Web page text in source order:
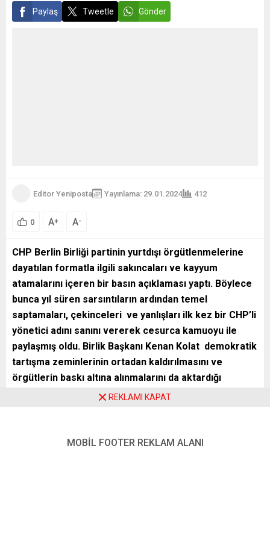
Paylaş Tweetle Gönder
Editor Yeniposta Yayınlama: 29.01.2024 412
0 A+ A-
CHP Berlin Birliği partinin yurtdışı örgütlenmelerine
dayatılan formatla ilgili sakıncaları ve kayyum
atamalarını içeren bir basın açıklaması yaptı. Böylece
bunca yıl süren sarsıntıların ardından temel
saptamaları, çekinceleri ve yanlışları ilk kez bir CHP’li
yönetici adını sanını vererek cesurca kamuoyu ile
paylaşmış oldu. Birlik Başkanı Kenan Kolat demokratik
tartışma zeminlerinin ortadan kaldırılmasını ve
örgütlerin baskı altına alınmalarını da aktardığı
açıklamasında kayyum atanmasına ve paralel
sürekliliği olmayan bir yapının söz konusu olduğunu bu
REKLAMI KAPAT
MOBİL FOOTER REKLAM ALANI